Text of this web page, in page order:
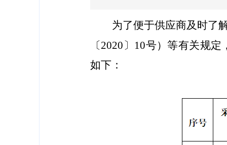
为了便于供应商及时了
〔2020〕 10号）等有关规定
如下：